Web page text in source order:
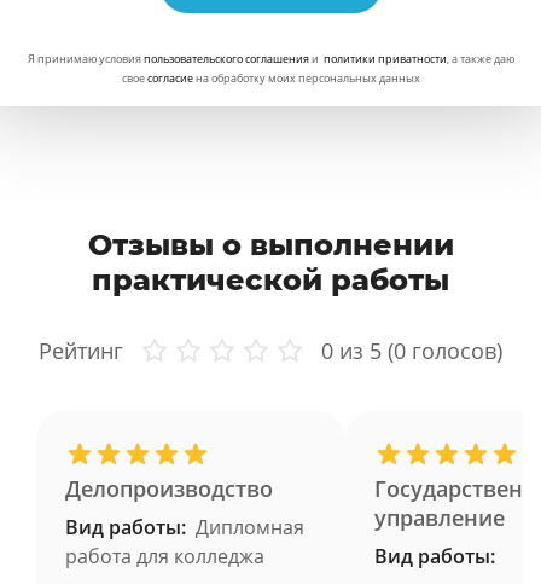
Я принимаю условияпользовательского соглашенияи политики приватности, а также даю
своесогласиена обработку моих персональных данных
Отзывы о выполнении
практической работы
Рейтинг 0 из 5 (0 голосов)
Делопроизводство
Вид работы: Дипломная
работа для колледжа
управление
Вид работы: